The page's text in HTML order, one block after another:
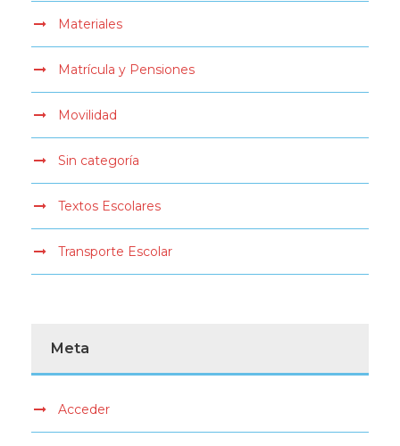
Materiales
Matrícula y Pensiones
Movilidad
Sin categoría
Textos Escolares
Transporte Escolar
Meta
Acceder